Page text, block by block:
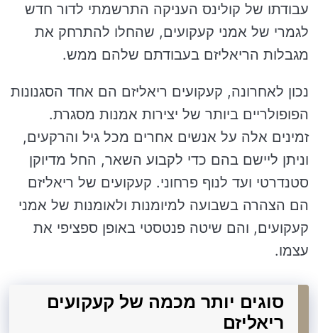
עבודתו של קולינס העניקה התרשמתי לדור חדש
לגמרי של אמני קעקועים, שהחלו להתרחק את
מגבלות הריאליזם בעבודתם שלהם ממש.
נכון לאחרונה, קעקועים ריאליזם הם אחד הסגנונות
הפופולריים ביותר של יצירות אמנות מסגרת.
זמינים אלה על אנשים אחרים מכל גיל והרקעים,
וניתן ליישם בהם כדי לקבוע השאר, החל מדיוקן
סטנדרטי ועד לנוף פרחוני. קעקועים של ריאליזם
הם הצהרה בשבועה למיומנות ולאומנות של אמני
קעקועים, והם שיטה פנטסטי באופן ספציפי את
עצמו.
סוגים יותר מכמה של קעקועים
ריאליזם